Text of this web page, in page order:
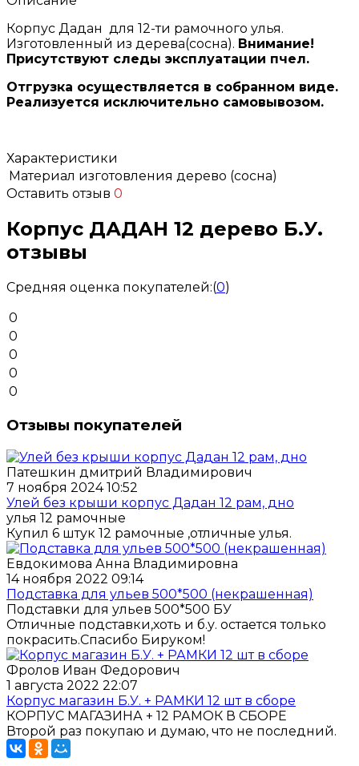
Корпус Дадан для 12-ти рамочного улья.
Изготовленный из дерева(сосна). Внимание!
Присутствуют следы эксплуатации пчел.
Отгрузка осуществляется в собранном виде.
Реализуется исключительно самовывозом.
Характеристики
Материал изготовления дерево (сосна)
Оставить отзыв 0
Корпус ДАДАН 12 дерево Б.У.
отзывы
Средняя оценка покупателей:(0)
0
0
0
0
0
Отзывы покупателей
Патешкин дмитрий Владимирович
7 ноября 2024 10:52
Улей без крыши корпус Дадан 12 рам, дно
улья 12 рамочные
Купил 6 штук 12 рамочные ,отличные улья.
Евдокимова Анна Владимировна
14 ноября 2022 09:14
Подставка для ульев 500*500 (некрашенная)
Подставки для ульев 500*500 БУ
Отличные подставки,хоть и б.у. остается только
покрасить.Спасибо Бируком!
Фролов Иван Федорович
1 августа 2022 22:07
Корпус магазин Б.У. + РАМКИ 12 шт в сборе
КОРПУС МАГАЗИНА + 12 РАМОК В СБОРЕ
Второй раз покупаю и думаю, что не последний.